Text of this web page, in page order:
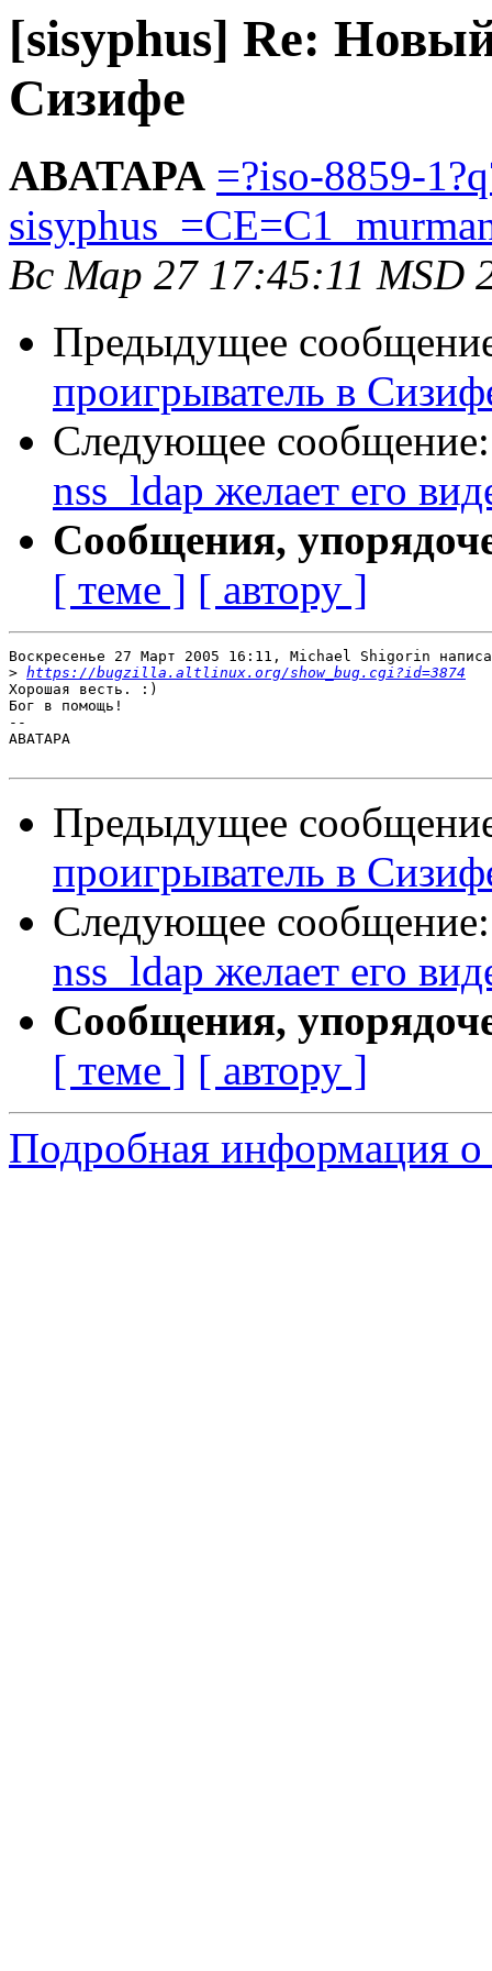
[sisyphus] Re:
Сизифе
ABATAPA =?iso-8859-
Вс Мар 27 17:45:11 MSD
Предыдущее
проигрыватель в
Следующее
nss_ldap желает его
Сообщения,
[ теме ] [ автору ]
Воскресенье 27 Март 2005 16:11, Michael Shigorin
> https://bugzilla.altlinux.org/show_bug.cgi?id=3874
Хорошая весть. :)
Бог в помощь!
--
ABATAPA
Предыдущее
проигрыватель в
Следующее
nss_ldap желает его
Сообщения,
[ теме ] [ автору ]
Подробная информация о